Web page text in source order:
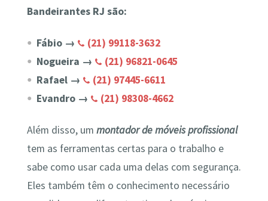
Bandeirantes RJ são:
Fábio →
(21) 99118-3632
Nogueira →
(21) 96821-0645
Rafael →
(21) 97445-6611
Evandro →
(21) 98308-4662
Além disso, um montador de móveis profissional
tem as ferramentas certas para o trabalho e
sabe como usar cada uma delas com segurança.
Eles também têm o conhecimento necessário